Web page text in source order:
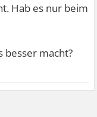
Hab es nur beim
besser macht?